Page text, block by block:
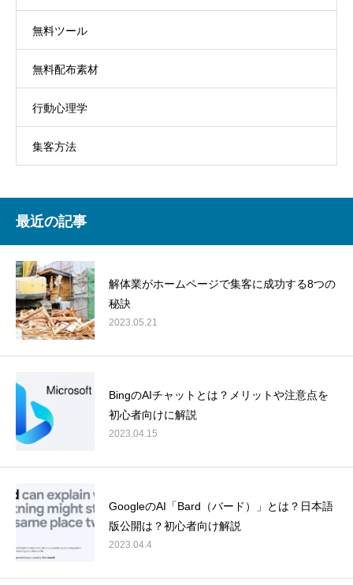
無料ツール
無料配布素材
行動心理学
集客方法
最近の記事
解体業がホームページで集客に成功する8つの
秘訣
2023.05.21
BingのAIチャットとは？メリットや注意点を
初心者向けに解説
2023.04.15
GoogleのAI「Bard（バード）」とは？日本語
版公開は？初心者向け解説
2023.04.4